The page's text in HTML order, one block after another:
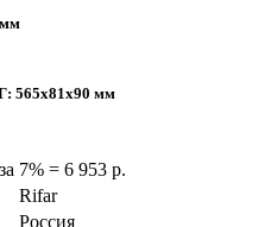
мм
565х81х90 мм
7% = 6 953 р.
Rifar
Россия